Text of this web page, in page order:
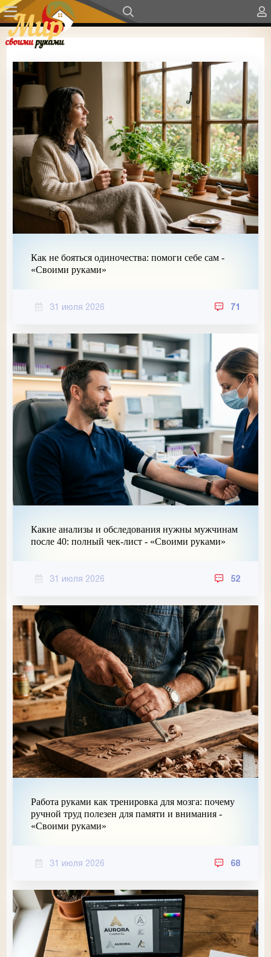
Как не бояться одиночества: помоги себе сам -
«Своими руками»
31 июля 2026 71
Какие анализы и обследования нужны мужчинам
после 40: полный чек-лист - «Своими руками»
31 июля 2026 52
Работа руками как тренировка для мозга: почему
ручной труд полезен для памяти и внимания -
«Своими руками»
31 июля 2026 68